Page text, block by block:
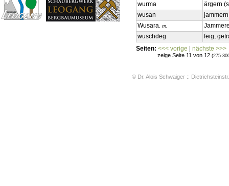
wurma
ärgern
wusan
Wusara, m.
wuschdeg
feig,
Seiten: <<< vorige nächste >>>
zeige Seite 11 von 12 (275-
© Dr. Alois Schwaiger ::